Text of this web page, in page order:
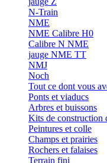
N-Train
NME
NME Calibre H0
Calibre N NME
jauge NME TT
NMJ
Noch
Tout ce dont vous
Ponts et viaducs
Arbres et buissons
Kits de construction
Peintures et colle
Champs et prairies
Rochers et falaises
Terrain fini